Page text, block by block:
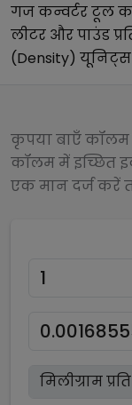
गजकन्वर्टर टूल
लीटर औरपाउंड
(Density) यूनिट्स
कृपया बाएँ कॉलम
कॉलम में इच्छित
एक मान दर्ज करें